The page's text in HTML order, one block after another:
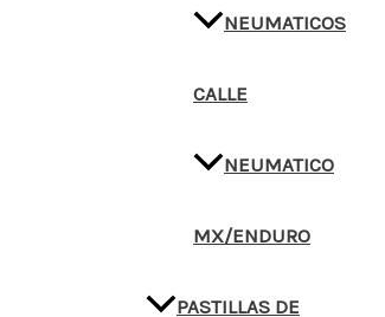
NEUMATICOS
CALLE
NEUMATICO
MX/ENDURO
PASTILLAS DE